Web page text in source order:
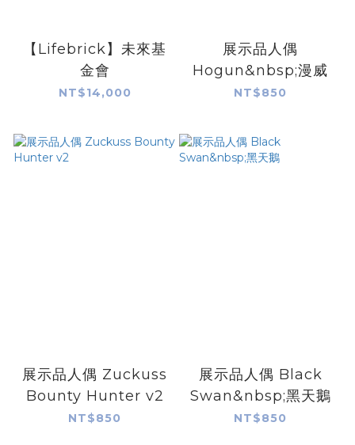
【Lifebrick】未來基
金會
NT$14,000
展示品人偶
Hogun&nbsp;漫威
NT$850
展示品人偶 Zuckuss
Bounty Hunter v2
NT$850
展示品人偶 Black
Swan&nbsp;黑天鵝
NT$850